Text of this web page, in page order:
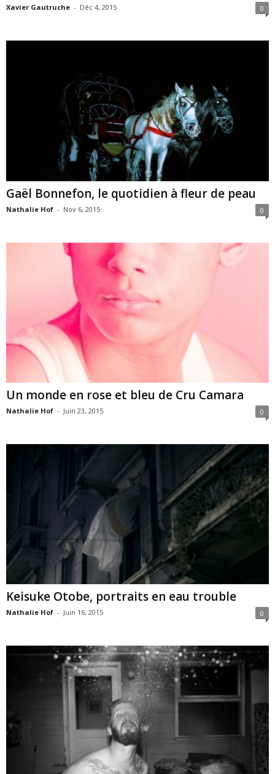
Xavier Gautruche - Déc 4, 2015 0
Gaël Bonnefon, le quotidien à fleur de peau
Nathalie Hof - Nov 6, 2015 0
Un monde en rose et bleu de Cru Camara
Nathalie Hof - Juin 23, 2015 0
Keisuke Otobe, portraits en eau trouble
Nathalie Hof - Juin 16, 2015 0